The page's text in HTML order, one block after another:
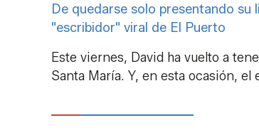
De quedarse solo presentando
"escribidor" viral de El Puerto
Este viernes, David ha vuelto a
Santa María. Y, en esta ocasión, el